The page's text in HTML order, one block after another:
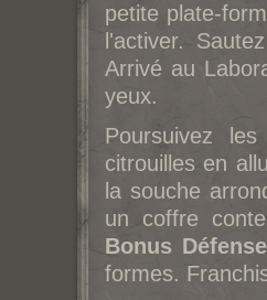
petite plate-
l'activer.
Arrivé au
yeux.
Poursuivez
citrouilles en
la souche
un coffre
Bonus Défense
formes.